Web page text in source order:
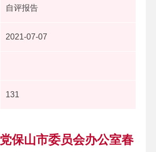
自评报告
2021-07-07
131
保山市委员会办公室春